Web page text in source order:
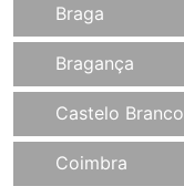
Braga
Bragança
Castelo Branco
Coimbra